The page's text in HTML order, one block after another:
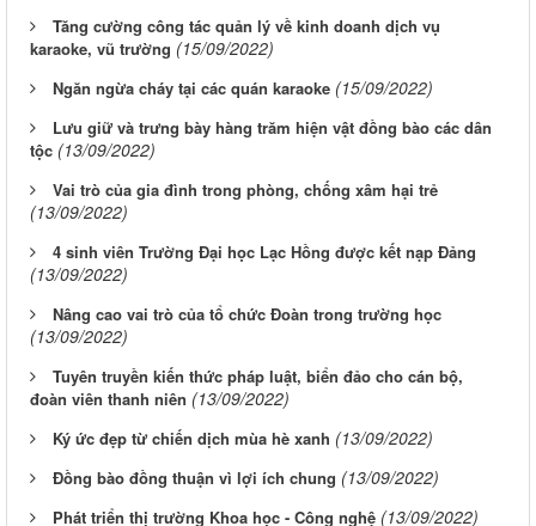
Tăng cường công tác quản lý về kinh doanh dịch vụ
karaoke, vũ trường (15/09/2022)
Ngăn ngừa cháy tại các quán karaoke (15/09/2022)
Lưu giữ và trưng bày hàng trăm hiện vật đồng bào các dân
tộc (13/09/2022)
Vai trò của gia đình trong phòng, chống xâm hại trẻ
(13/09/2022)
4 sinh viên Trường Đại học Lạc Hồng được kết nạp Đảng
(13/09/2022)
Nâng cao vai trò của tổ chức Đoàn trong trường học
(13/09/2022)
Tuyên truyền kiến thức pháp luật, biển đảo cho cán bộ,
đoàn viên thanh niên (13/09/2022)
Ký ức đẹp từ chiến dịch mùa hè xanh (13/09/2022)
Đồng bào đồng thuận vì lợi ích chung (13/09/2022)
Phát triển thị trường Khoa học - Công nghệ (13/09/2022)